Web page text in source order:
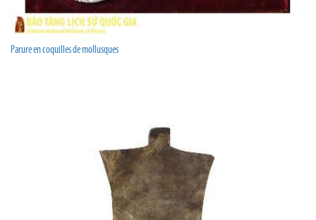
Parure en coquilles de mollusques